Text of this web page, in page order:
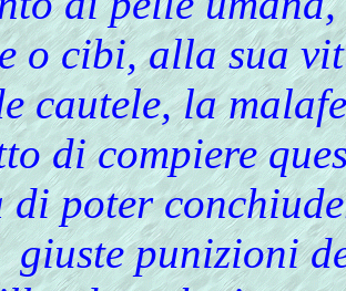
o cibi, alla sua
cautele, la
di compiere
di poter
giuste punizioni